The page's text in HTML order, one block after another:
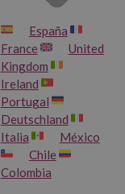
España
France
United
Kingdom
Ireland
Portugal
Deutschland
Italia
México
Chile
Colombia